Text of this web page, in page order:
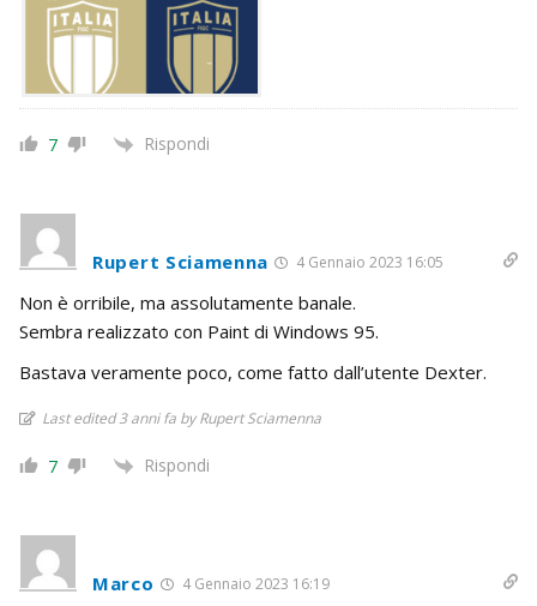
7 Rispondi
Rupert Sciamenna 4 Gennaio 2023 16:05
Non è orribile, ma assolutamente banale.
Sembra realizzato con Paint di Windows 95.
Bastava veramente poco, come fatto dall’utente Dexter.
Last edited 3 anni fa by Rupert Sciamenna
7 Rispondi
Marco 4 Gennaio 2023 16:19